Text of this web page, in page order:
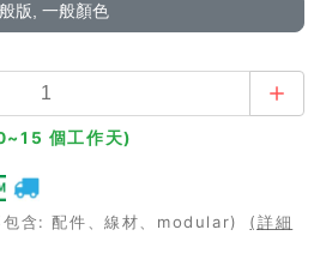
版, 一般顏色
個工作天)
含: 配件、線材、modular)
(詳細